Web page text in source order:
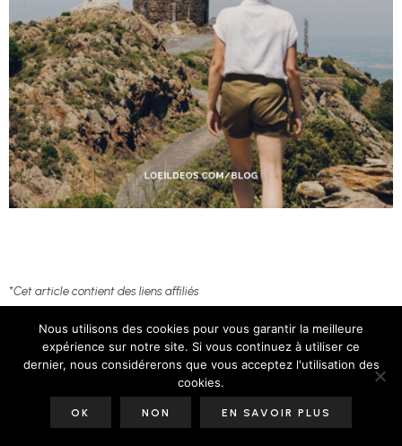
*Cet article contient des liens affiliés
Partagez sur vos réseaux sociaux :
Nous utilisons des cookies pour vous garantir la meilleure
expérience sur notre site. Si vous continuez à utiliser ce
dernier, nous considérerons que vous acceptez l'utilisation des
cookies.
OK NON EN SAVOIR PLUS